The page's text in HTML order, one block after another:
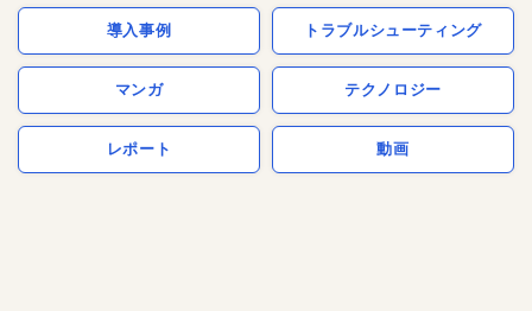
導入事例 トラブルシューティング
マンガ テクノロジー
レポート 動画